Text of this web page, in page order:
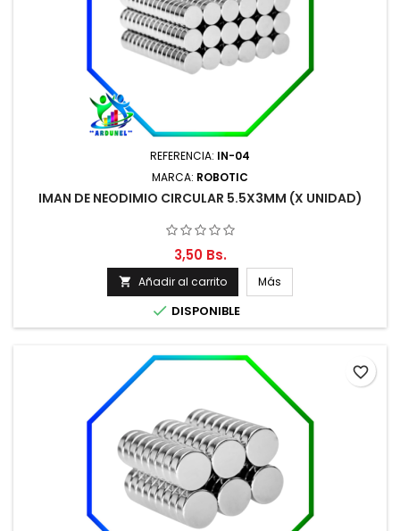
REFERENCIA: IN-04
MARCA: ROBOTIC
IMAN DE NEODIMIO CIRCULAR 5.5X3MM (X UNIDAD)
3,50 Bs.
 Añadir al carrito Más
 DISPONIBLE
favorite_border